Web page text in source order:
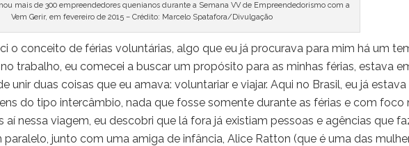
mais de 300 empreendedores quenianos durante a Semana VV de Empreendedorismo com a
Vem Gerir, em fevereiro de 2015 – Crédito: Marcelo Spatafora/Divulgação
o conceito de férias voluntárias, algo que eu já procurava para mim há um
trabalho, eu comecei a buscar um propósito para as minhas férias, estava
unir duas coisas que eu amava: voluntariar e viajar. Aqui no Brasil, eu já estava
do tipo intercâmbio, nada que fosse somente durante as férias e com foco
aí nessa viagem, eu descobri que lá fora já existiam pessoas e agências que
paralelo, junto com uma amiga de infância, Alice Ratton (que é uma das